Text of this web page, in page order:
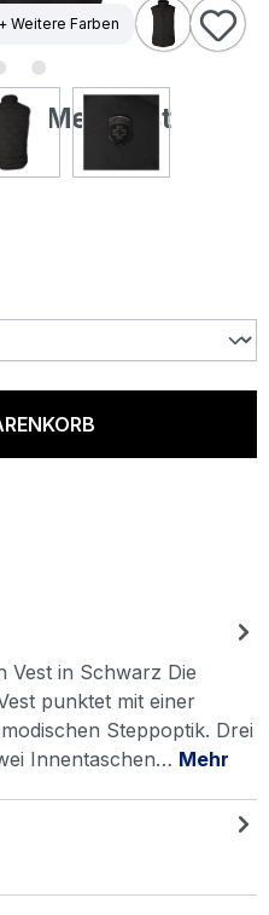
+ Weitere Farben
Men Vest
Vest in Schwarz Die
punktet mit einer
Steppoptik. Drei
Innentaschen… Mehr